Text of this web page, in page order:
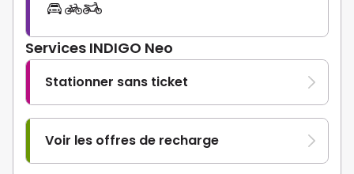
Services INDIGO Neo
Stationner sans ticket
Voir les offres de recharge